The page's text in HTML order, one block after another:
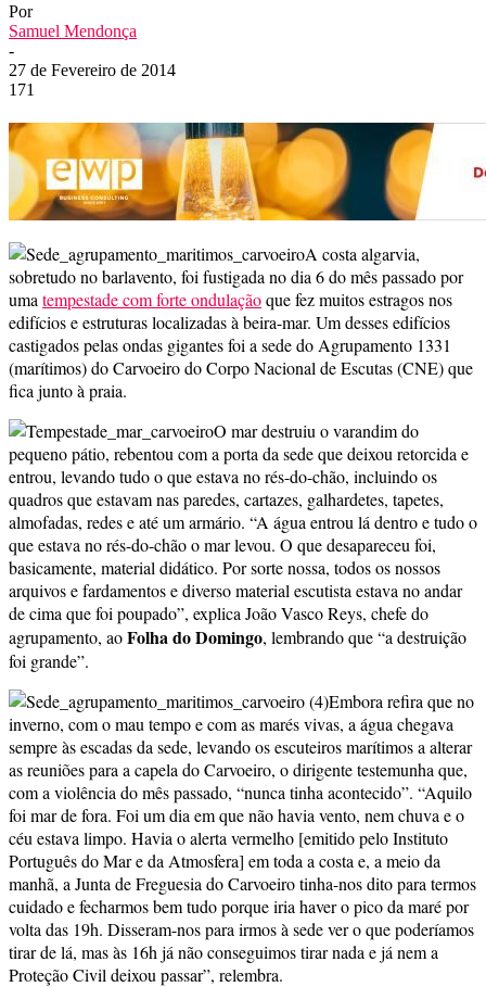
Por
Samuel Mendonça
-
27 de Fevereiro de 2014
171
A costa algarvia,
sobretudo no barlavento, foi fustigada no dia 6 do mês passado por
uma tempestade com forte ondulaçãoque fez muitos estragos nos
edifícios e estruturas localizadas à beira-mar. Um desses edifícios
castigados pelas ondas gigantes foi a sede do Agrupamento 1331
(marítimos) do Carvoeiro do Corpo Nacional de Escutas (CNE) que
fica junto à praia.
O mar destruiu o varandim do
pequeno pátio, rebentou com a porta da sede que deixou retorcida e
entrou, levando tudo o que estava no rés-do-chão, incluindo os
quadros que estavam nas paredes, cartazes, galhardetes, tapetes,
almofadas, redes e até um armário. “A água entrou lá dentro e tudo o
que estava no rés-do-chão o mar levou. O que desapareceu foi,
basicamente, material didático. Por sorte nossa, todos os nossos
arquivos e fardamentos e diverso material escutista estava no andar
de cima que foi poupado”, explica João Vasco Reys, chefe do
agrupamento, aoFolha do Domingo, lembrando que “a destruição
foi grande”.
Embora refira que no
inverno, com o mau tempo e com as marés vivas, a água chegava
sempre às escadas da sede, levando os escuteiros marítimos a alterar
as reuniões para a capela do Carvoeiro, o dirigente testemunha que,
com a violência do mês passado, “nunca tinha acontecido”. “Aquilo
foi mar de fora. Foi um dia em que não havia vento, nem chuva e o
céu estava limpo. Havia o alerta vermelho [emitido pelo Instituto
Português do Mar e da Atmosfera] em toda a costa e, a meio da
manhã, a Junta de Freguesia do Carvoeiro tinha-nos dito para termos
cuidado e fecharmos bem tudo porque iria haver o pico da maré por
volta das 19h. Disseram-nos para irmos à sede ver o que poderíamos
tirar de lá, mas às 16h já não conseguimos tirar nada e já nem a
Proteção Civil deixou passar”, relembra.